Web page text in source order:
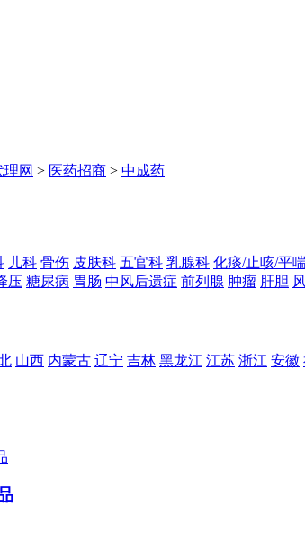
理网 > 医药招商 > 中成药
儿科 骨伤 皮肤科 五官科 乳腺科 化痰/止咳/平
压 糖尿病 胃肠 中风后遗症 前列腺 肿瘤 肝胆
山西 内蒙古 辽宁 吉林 黑龙江 江苏 浙江 安徽